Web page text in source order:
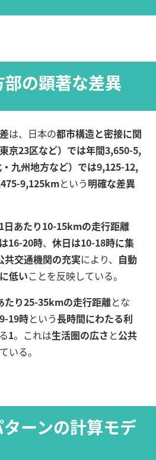
の顕著な差異
は、日本の都市構造と密接に関
京23区など）では年間3,650-5,
九州地方など）では9,125-12,
9,125kmという明確な差異
1日あたり10-15kmの走行距離
16-20時、 休日は10-18時に集
共交通機関の充実により、 自動
低いことを反映している。
たり25-35kmの走行距離とな
19時という長時間にわたる利
1。これは生活圏の広さ と公共
いる。
ーンの計算モデ